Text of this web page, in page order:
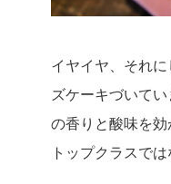
イヤイヤ、それに
ズケーキづいて
の香りと酸味を効
トップクラスでは